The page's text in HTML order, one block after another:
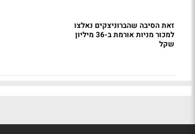
זאת הסיבה שהברוניצקים נאלצו
למכור מניות אורמת ב-36 מיליון
שקל